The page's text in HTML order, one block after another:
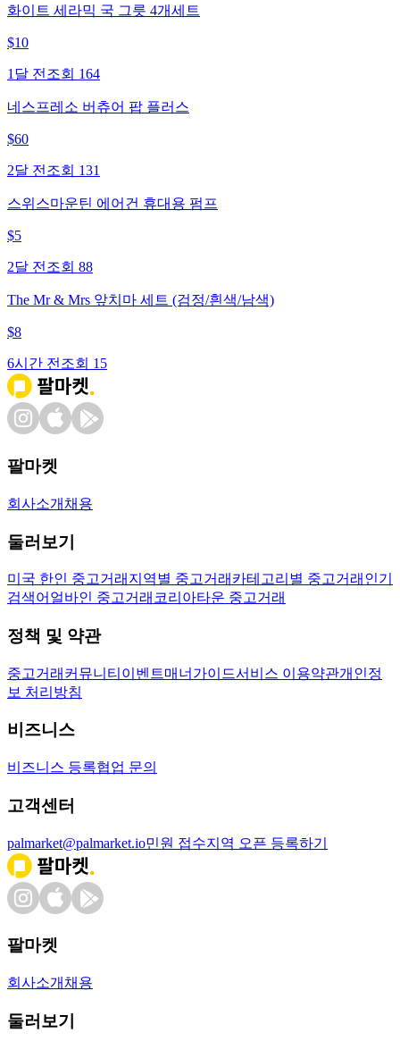
화이트 세라믹 국 그릇 4개세트
$10
1달 전 조회 164
네스프레소 버츄어 팝 플러스
$60
2달 전 조회 131
스위스마운틴 에어건 휴대용 펌프
$5
2달 전 조회 88
The Mr & Mrs 앞치마 세트 (검정/흰색/남색)
$8
6시간 전 조회 15
팔마켓
회사소개 채용
둘러보기
미국 한인 중고거래 지역별 중고거래 카테고리별 중고거래 인기
검색어 얼바인 중고거래 코리아타운 중고거래
정책 및 약관
중고거래 커뮤니티 이벤트매너가이드서비스 이용약관개인정
보 처리방침
비즈니스
비즈니스 등록협업 문의
고객센터
palmarket@palmarket.io민원 접수지역 오픈 등록하기
팔마켓
회사소개 채용
둘러보기